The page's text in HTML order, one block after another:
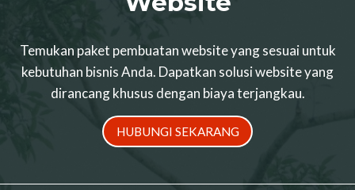
Temukan paket pembuatan website yang sesuai untuk
kebutuhan bisnis Anda. Dapatkan solusi website yang
dirancang khusus dengan biaya terjangkau.
HUBUNGI SEKARANG